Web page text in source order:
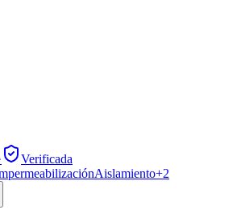
Verificada
Aislamiento+2